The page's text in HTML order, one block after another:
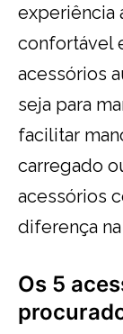
experiência
confortável
acessórios
seja para
facilitar
carregado
acessórios
diferença
Os 5